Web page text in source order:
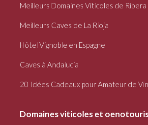
Meilleurs Domaines Viticoles de
Meilleurs Caves de La Rioja
Hôtel Vignoble en Espagne
Caves à Andalucía
20 Idées Cadeaux pour Amateur de
Domaines viticoles et